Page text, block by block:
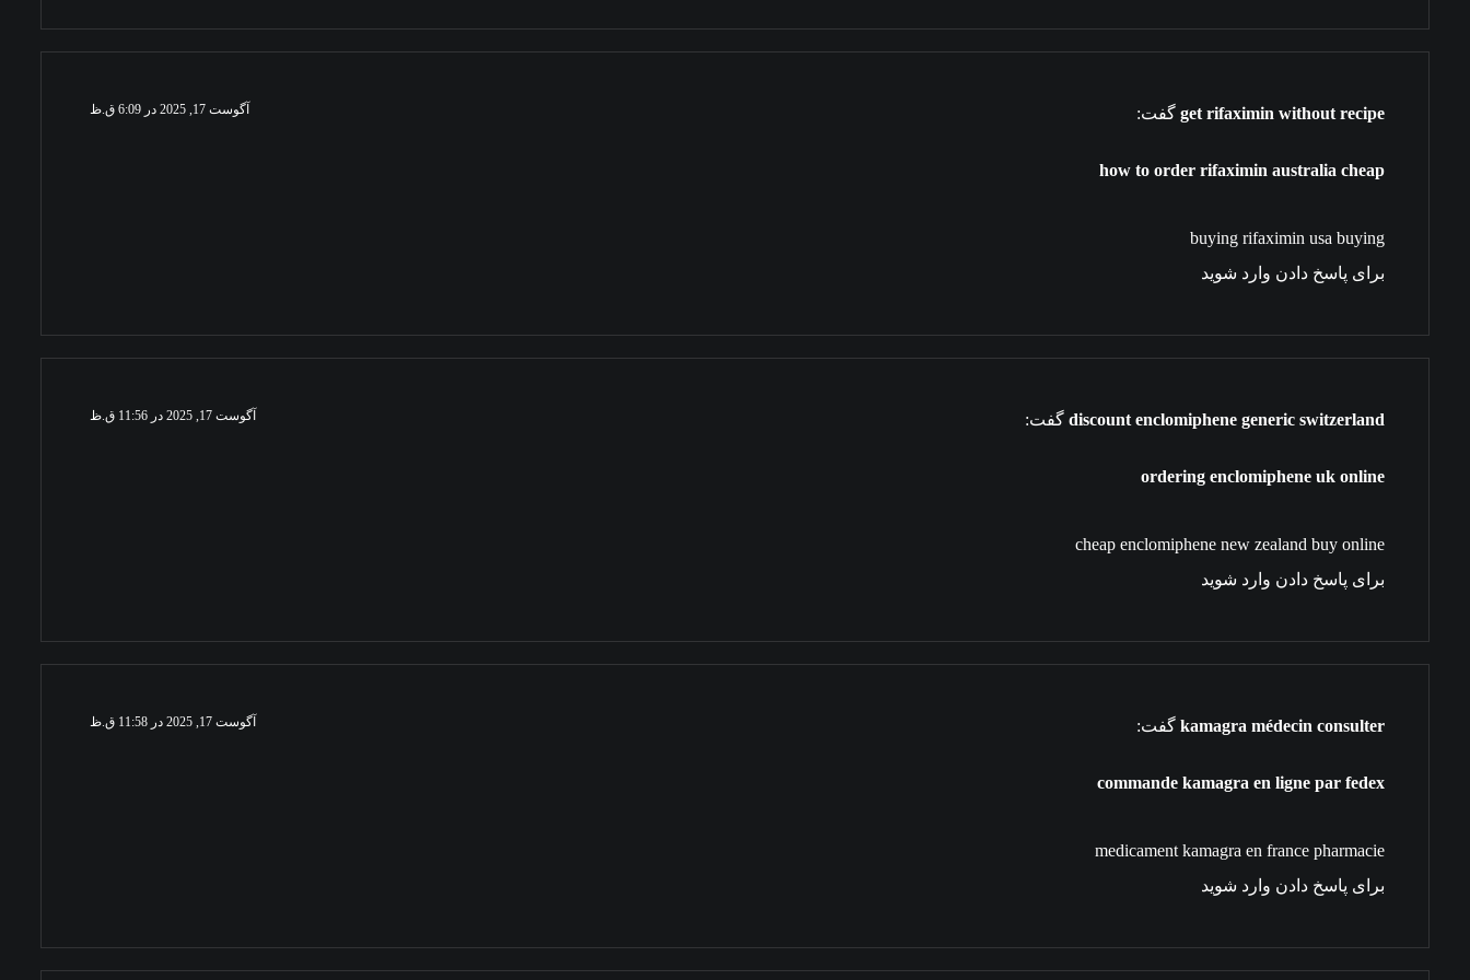
get rifaximin without recipe گفت: آگوست 17, 2025 در 6:09 ق.ظ
how to order rifaximin australia cheap
buying rifaximin usa buying
برای پاسخ دادن وارد شوید
discount enclomiphene generic switzerland گفت: آگوست 17, 2025 در 11:56 ق.ظ
ordering enclomiphene uk online
cheap enclomiphene new zealand buy online
برای پاسخ دادن وارد شوید
kamagra médecin consulter گفت: آگوست 17, 2025 در 11:58 ق.ظ
commande kamagra en ligne par fedex
medicament kamagra en france pharmacie
برای پاسخ دادن وارد شوید